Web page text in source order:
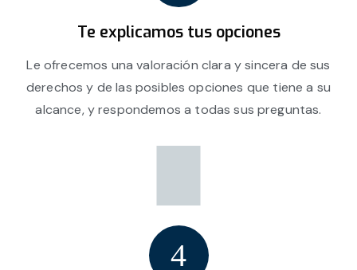
Te explicamos tus opciones
Le ofrecemos una valoración clara y sincera de sus
derechos y de las posibles opciones que tiene a su
alcance, y respondemos a todas sus preguntas.